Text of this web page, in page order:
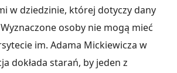
w dziedzinie, której dotyczy dany
osoby nie mogą mieć
im. Adama Mickiewicza w
dokłada starań, by jeden z